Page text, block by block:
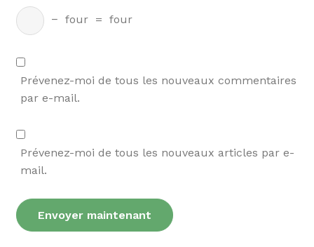
− four = four
Prévenez-moi de tous les nouveaux commentaires
par e-mail.
Prévenez-moi de tous les nouveaux articles par e-
mail.